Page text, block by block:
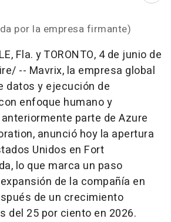
por la empresa firmante)
Fla. y TORONTO, 4 de junio de
-- Mavrix, la empresa global
datos y ejecución de
enfoque humano y
parte de Azure
anunció hoy la apertura
Unidos en Fort
lo que marca un paso
de la compañía en
de un crecimiento
del 25 por ciento en 2026.